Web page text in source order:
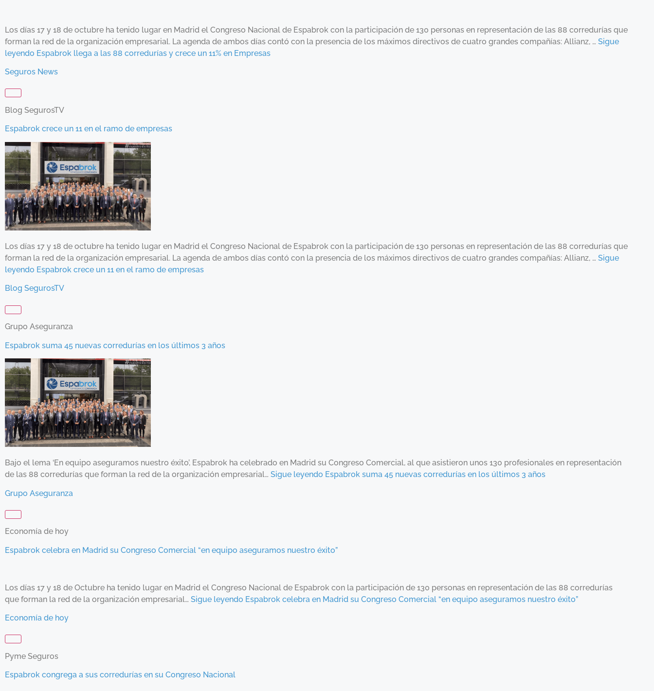
Los días 17 y 18 de octubre ha tenido lugar en Madrid el Congreso Nacional de Espabrok con la participación de 130 personas en representación de las 88 corredurías que
forman la red de la organización empresarial. La agenda de ambos días contó con la presencia de los máximos directivos de cuatro grandes compañías: Allianz, … Sigue
leyendo Espabrok llega a las 88 corredurías y crece un 11% en Empresas
Seguros News
Blog SegurosTV
Espabrok crece un 11 en el ramo de empresas
Los días 17 y 18 de octubre ha tenido lugar en Madrid el Congreso Nacional de Espabrok con la participación de 130 personas en representación de las 88 corredurías que
forman la red de la organización empresarial. La agenda de ambos días contó con la presencia de los máximos directivos de cuatro grandes compañías: Allianz, … Sigue
leyendo Espabrok crece un 11 en el ramo de empresas
Blog SegurosTV
Grupo Aseguranza
Espabrok suma 45 nuevas corredurías en los últimos 3 años
Bajo el lema ‘En equipo aseguramos nuestro éxito’, Espabrok ha celebrado en Madrid su Congreso Comercial, al que asistieron unos 130 profesionales en representación
de las 88 corredurías que forman la red de la organización empresarial… Sigue leyendo Espabrok suma 45 nuevas corredurías en los últimos 3 años
Grupo Aseguranza
Economía de hoy
Espabrok celebra en Madrid su Congreso Comercial “en equipo aseguramos nuestro éxito”
Los días 17 y 18 de Octubre ha tenido lugar en Madrid el Congreso Nacional de Espabrok con la participación de 130 personas en representación de las 88 corredurías
que forman la red de la organización empresarial… Sigue leyendo Espabrok celebra en Madrid su Congreso Comercial “en equipo aseguramos nuestro éxito”
Economía de hoy
Pyme Seguros
Espabrok congrega a sus corredurías en su Congreso Nacional